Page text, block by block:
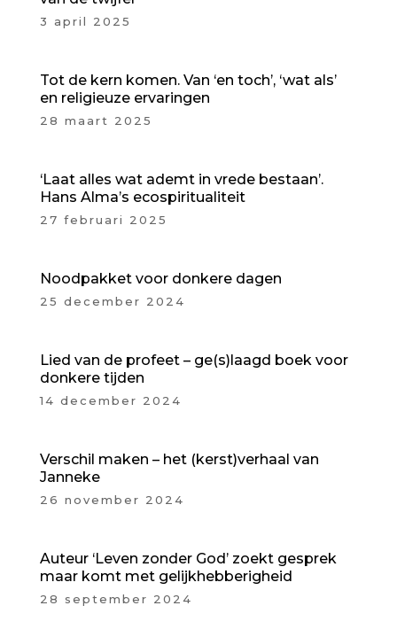
3 april 2025
Tot de kern komen. Van ‘en toch’, ‘wat als’
en religieuze ervaringen
28 maart 2025
‘Laat alles wat ademt in vrede bestaan’.
Hans Alma’s ecospiritualiteit
27 februari 2025
Noodpakket voor donkere dagen
25 december 2024
Lied van de profeet – ge(s)laagd boek voor
donkere tijden
14 december 2024
Verschil maken – het (kerst)verhaal van
Janneke
26 november 2024
Auteur ‘Leven zonder God’ zoekt gesprek
maar komt met gelijkhebberigheid
28 september 2024